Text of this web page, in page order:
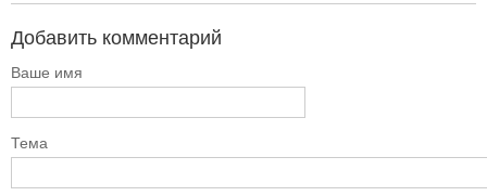
Добавить комментарий
Ваше имя
Тема